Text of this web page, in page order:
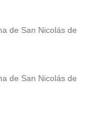
de San Nicolás de
de San Nicolás de